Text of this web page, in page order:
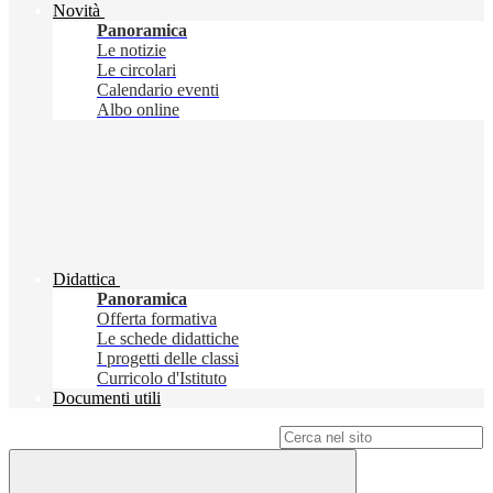
Novità
Panoramica
Le notizie
Le circolari
Calendario eventi
Albo online
Didattica
Panoramica
Offerta formativa
Le schede didattiche
I progetti delle classi
Curricolo d'Istituto
Documenti utili